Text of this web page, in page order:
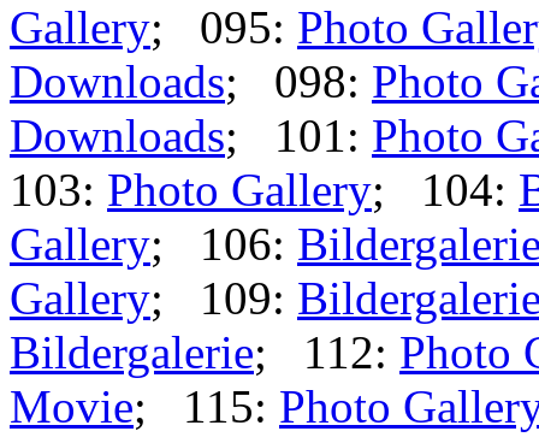
Gallery; 095: Photo
Downloads; 098: Photo
Downloads; 101: Photo
103: Photo Gallery; 104:
Gallery; 106:
Gallery; 109:
Bildergalerie; 112: Photo
Movie; 115: Photo